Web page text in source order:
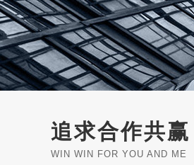
追求合作共赢
WIN WIN FOR YOU AND ME